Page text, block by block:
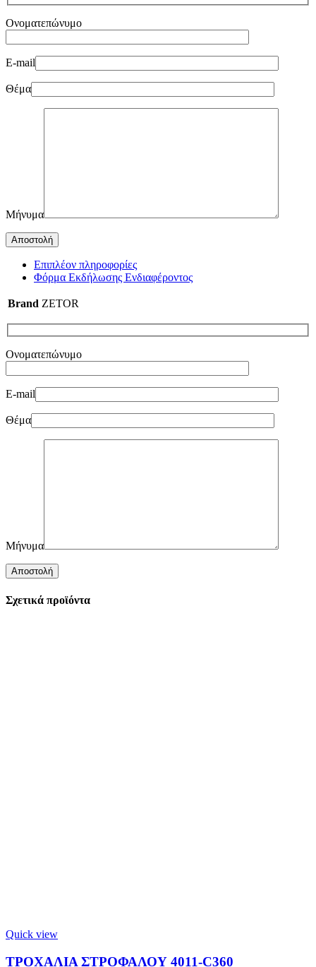
Ονοματεπώνυμο
E-mail
Θέμα
Μήνυμα
Επιπλέον πληροφορίες
Φόρμα Εκδήλωσης Ενδιαφέροντος
Brand ZETOR
Ονοματεπώνυμο
E-mail
Θέμα
Μήνυμα
Σχετικά προϊόντα
Quick view
ΤΡΟΧΑΛΙΑ ΣΤΡΟΦΑΛΟΥ 4011-C360